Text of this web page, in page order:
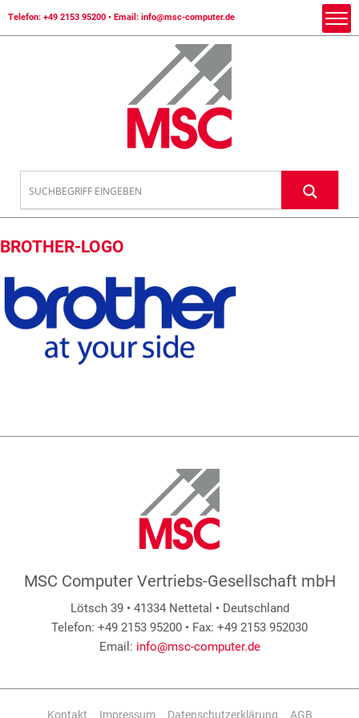
Telefon: +49 2153 95200 • Email: info@msc-computer.de
BROTHER-LOGO
MSC Computer Vertriebs-Gesellschaft mbH
Lötsch 39 • 41334 Nettetal • Deutschland
Telefon: +49 2153 95200 • Fax: +49 2153 952030
Email: info@msc-computer.de
Kontakt Impressum Datenschutzerklärung AGB